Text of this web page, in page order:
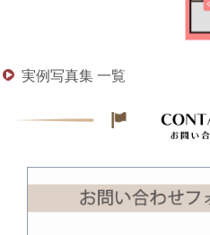
実例写真集 一覧